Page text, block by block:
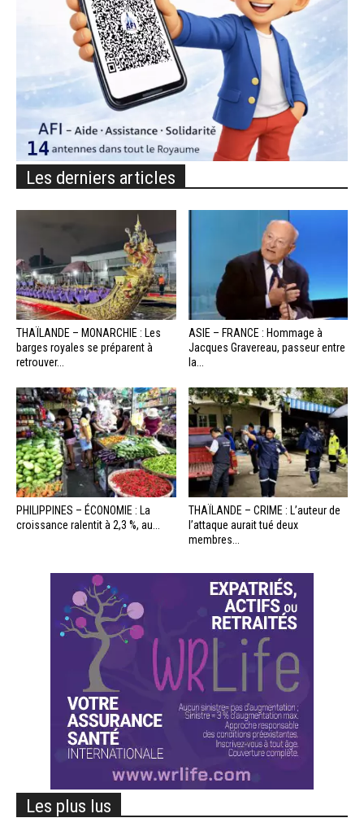
Les derniers articles
THAÏLANDE – MONARCHIE : Les
barges royales se préparent à
retrouver...
ASIE – FRANCE : Hommage à
Jacques Gravereau, passeur entre
la...
PHILIPPINES – ÉCONOMIE : La
croissance ralentit à 2,3 %, au...
THAÏLANDE – CRIME : L’auteur de
l’attaque aurait tué deux
membres...
Les plus lus